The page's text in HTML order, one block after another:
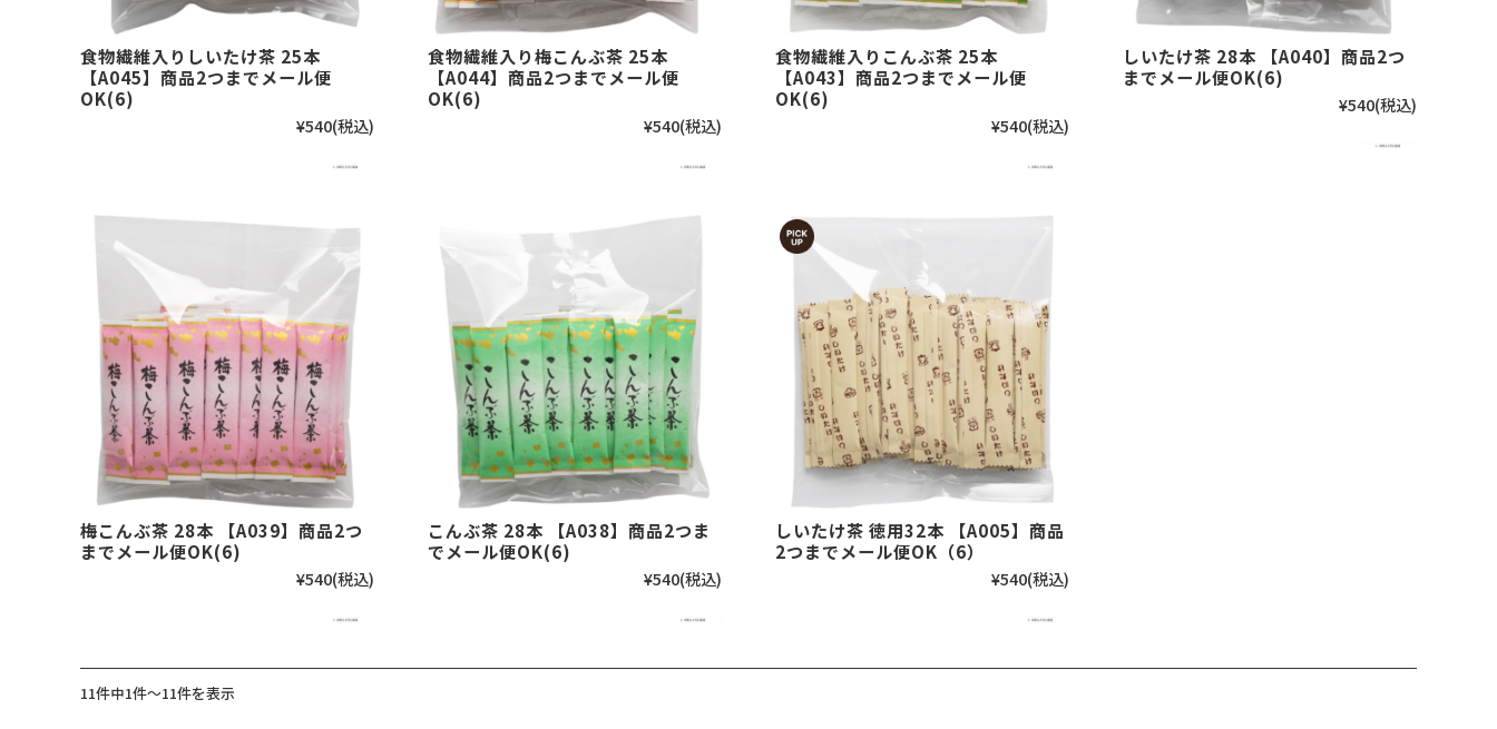
食物繊維入りしいたけ茶 25本
【A045】商品2つまでメール便
OK(6)
¥540(税込)
食物繊維入り梅こんぶ茶 25本
【A044】商品2つまでメール便
OK(6)
¥540(税込)
食物繊維入りこんぶ茶 25本
【A043】商品2つまでメール便
OK(6)
¥540(税込)
しいたけ茶 28本 【A040】商品2つ
までメール便OK(6)
¥540(税込)
梅こんぶ茶 28本 【A039】商品2つ
までメール便OK(6)
¥540(税込)
こんぶ茶 28本 【A038】商品2つま
でメール便OK(6)
¥540(税込)
しいたけ茶 徳用32本 【A005】商品
2つまでメール便OK（6）
¥540(税込)
11件中1件～11件を表示